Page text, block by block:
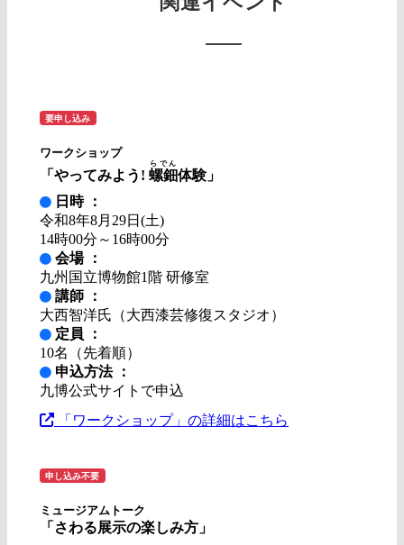
要申し込み
ワークショップ
「やってみよう! 螺鈿
らでん
体験」
日時 ：
令和8年8月29日(土)
14時00分～16時00分
会場 ：
九州国立博物館1階 研修室
講師 ：
大西智洋氏（大西漆芸修復スタジオ）
定員 ：
10名（先着順）
申込方法 ：
九博公式サイトで申込
「ワークショップ」の詳細はこちら
申し込み不要
ミュージアムトーク
「さわる展示の楽しみ方」